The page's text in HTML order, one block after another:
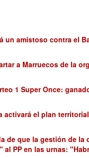
un amistoso contra el
a Marruecos de la
1 Super Once:
activará el plan
de que la gestión de la
PP en las urnas: